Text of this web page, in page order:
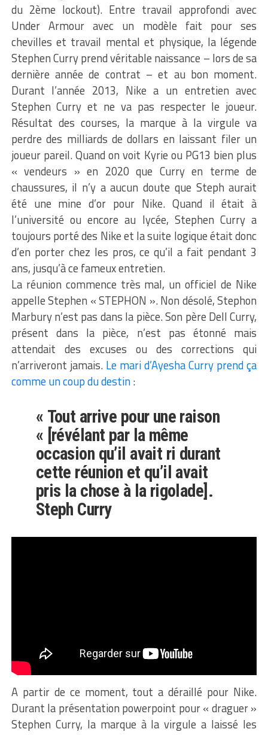
du 2ème lockout). Entre travail approfondi avec
Under Armour avec un modèle fait pour ses
chevilles et travail mental et physique, la légende
Stephen Curry prend véritable naissance – lors de sa
dernière année de contrat – et au bon moment.
Durant l’année 2013, Nike a un entretien avec
Stephen Curry et ne va pas respecter le joueur.
Résultat des courses, la marque à la virgule va
perdre des milliards de dollars en laissant filer un
joueur pareil. Quand on voit Kyrie ou PG13 bien plus
« vendeurs » en 2020 que Curry en terme de
chaussures, il n’y a aucun doute que Steph aurait
été une mine d’or pour Nike. Quand il était à
l’université ou encore au lycée, Stephen Curry a
toujours porté des Nike et la suite logique était donc
d’en porter chez les pros, ce qu’il a fait pendant 3
ans, jusqu’à ce fameux entretien.
La réunion commence très mal, un officiel de Nike
appelle Stephen « STEPHON ». Non désolé, Stephon
Marbury n’est pas dans la pièce. Son père Dell Curry,
présent dans la pièce, n’est pas étonné mais
attendait des excuses ou des corrections qui
n’arriveront jamais.Le mari d’Ayesha Curry prend ça
comme un coup du destin:
« Tout arrive pour une raison
« [révélant par la même
occasion qu’il avait ri durant
cette réunion et qu’il avait
pris la chose à la rigolade].
Steph Curry
A partir de ce moment, tout a déraillé pour Nike.
Durant la présentation powerpoint pour « draguer »
Stephen Curry, la marque à la virgule a laissé les